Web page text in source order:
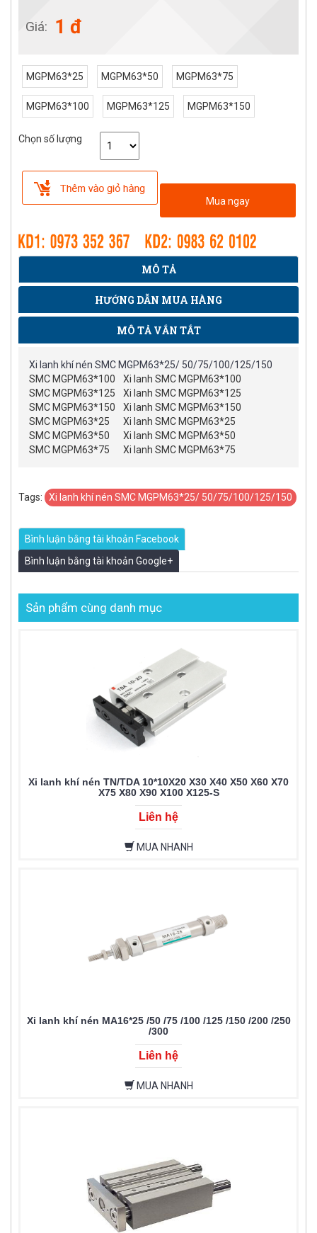
Giá: 1 đ
MGPM63*25 MGPM63*50 MGPM63*75
MGPM63*100 MGPM63*125 MGPM63*150
Chọn số lượng
Mua ngay
MÔ TẢ
HƯỚNG DẪN MUA HÀNG
MÔ TẢ VẮN TẮT
Xi lanh khí nén SMC MGPM63*25/ 50/75/100/125/150
SMC MGPM63*100
Xi lanh SMC MGPM63*100
SMC MGPM63*125
Xi lanh SMC MGPM63*125
SMC MGPM63*150
Xi lanh SMC MGPM63*150
SMC MGPM63*25
Xi lanh SMC MGPM63*25
SMC MGPM63*50
Xi lanh SMC MGPM63*50
SMC MGPM63*75
Xi lanh SMC MGPM63*75
Tags: Xi lanh khí nén SMC MGPM63*25/ 50/75/100/125/150
Bình luận bằng tài khoản Facebook
Bình luận bằng tài khoản Google+
Sản phẩm cùng danh mục
Xi lanh khí nén TN/TDA 10*10X20 X30 X40 X50 X60 X70
X75 X80 X90 X100 X125-S
Liên hệ
MUA NHANH
Xi lanh khí nén MA16*25 /50 /75 /100 /125 /150 /200 /250
/300
Liên hệ
MUA NHANH